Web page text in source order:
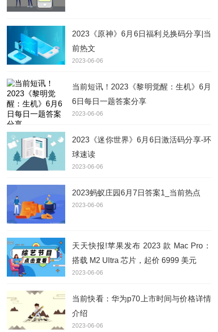
2023《原神》6月6日福利兑换码分享|当
前热文
2023-06-06
当前短讯！2023《黎明觉醒：生机》6月
6日每日一题答案分享
2023-06-06
2023《迷你世界》6月6日激活码分享-环
球速读
2023-06-06
2023蚂蚁庄园6月7日答案1_当前热点
2023-06-06
天天快报!苹果发布 2023 款 Mac Pro：
搭载 M2 Ultra 芯片，起价 6999 美元
2023-06-06
当前快看：华为p70上市时间与价格详情
介绍
2023-06-06